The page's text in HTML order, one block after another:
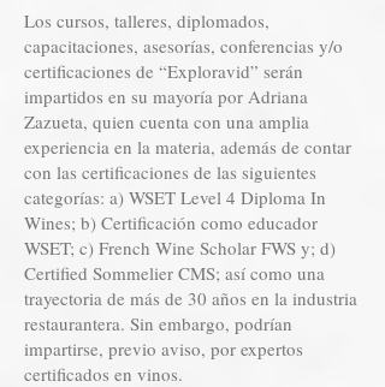
Los cursos, talleres, diplomados,
capacitaciones, asesorías, conferencias y/o
certificaciones de “Exploravid” serán
impartidos en su mayoría por Adriana
Zazueta, quien cuenta con una amplia
experiencia en la materia, además de contar
con las certificaciones de las siguientes
categorías: a) WSET Level 4 Diploma In
Wines; b) Certificación como educador
WSET; c) French Wine Scholar FWS y; d)
Certified Sommelier CMS; así como una
trayectoria de más de 30 años en la industria
restaurantera. Sin embargo, podrían
impartirse, previo aviso, por expertos
certificados en vinos.